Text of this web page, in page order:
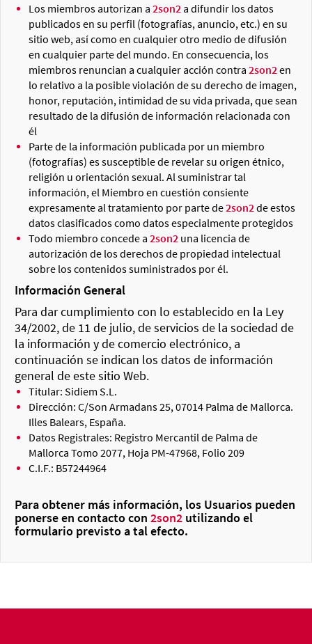
Los miembros autorizan a 2son2 a difundir los datos
publicados en su perfil (fotografías, anuncio, etc.) en su
sitio web, así como en cualquier otro medio de difusión
en cualquier parte del mundo. En consecuencia, los
miembros renuncian a cualquier acción contra 2son2 en
lo relativo a la posible violación de su derecho de imagen,
honor, reputación, intimidad de su vida privada, que sean
resultado de la difusión de información relacionada con
él
Parte de la información publicada por un miembro
(fotografías) es susceptible de revelar su origen étnico,
religión u orientación sexual. Al suministrar tal
información, el Miembro en cuestión consiente
expresamente al tratamiento por parte de2son2 de estos
datos clasificados como datos especialmente protegidos
Todo miembro concede a 2son2 una licencia de
autorización de los derechos de propiedad intelectual
sobre los contenidos suministrados por él.
Información General
Para dar cumplimiento con lo establecido en la Ley
34/2002, de 11 de julio, de servicios de la sociedad de
la información y de comercio electrónico, a
continuación se indican los datos de información
general de este sitio Web.
Titular: Sidiem S.L.
Dirección: C/Son Armadans 25, 07014 Palma de Mallorca.
Illes Balears, España.
Datos Registrales: Registro Mercantil de Palma de
Mallorca Tomo 2077, Hoja PM-47968, Folio 209
C.I.F.: B57244964
Para obtener más información, los Usuarios pueden
ponerse en contacto con 2son2 utilizando el
formulario previsto a tal efecto.